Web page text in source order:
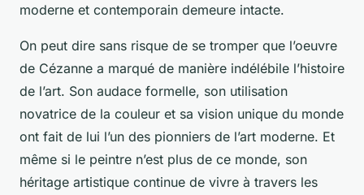
moderne et contemporain demeure intacte.
On peut dire sans risque de se tromper que l’oeuvre
de Cézanne a marqué de manière indélébile l’histoire
de l’art. Son audace formelle, son utilisation
novatrice de la couleur et sa vision unique du monde
ont fait de lui l’un des pionniers de l’art moderne. Et
même si le peintre n’est plus de ce monde, son
héritage artistique continue de vivre à travers les